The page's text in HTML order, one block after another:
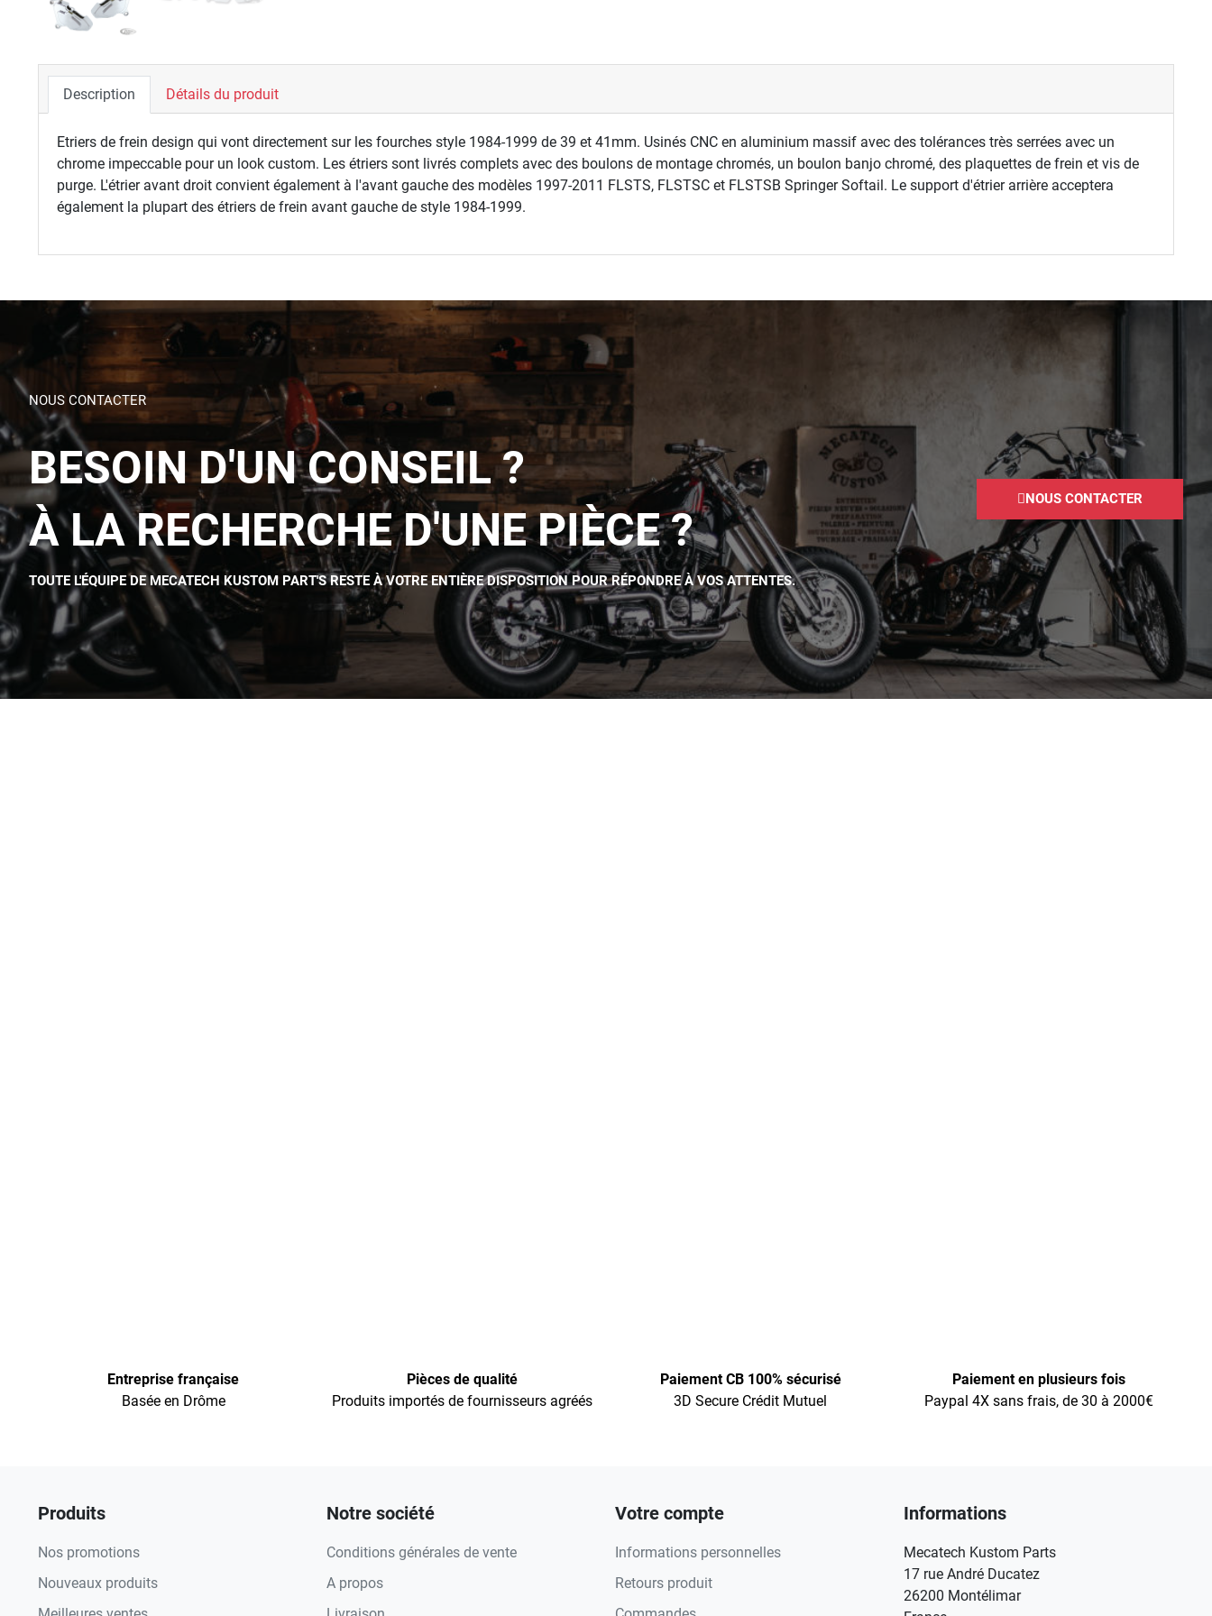
Description Détails du produit
Etriers de frein design qui vont directement sur les fourches style 1984-1999 de 39 et 41mm. Usinés CNC en aluminium massif avec des tolérances très serrées avec un
chrome impeccable pour un look custom. Les étriers sont livrés complets avec des boulons de montage chromés, un boulon banjo chromé, des plaquettes de frein et vis de
purge. L'étrier avant droit convient également à l'avant gauche des modèles 1997-2011 FLSTS, FLSTSC et FLSTSB Springer Softail. Le support d'étrier arrière acceptera
également la plupart des étriers de frein avant gauche de style 1984-1999.
NOUS CONTACTER
BESOIN D'UN CONSEIL ?
À LA RECHERCHE D'UNE PIÈCE ?
TOUTE L'ÉQUIPE DE MECATECH KUSTOM PART'S RESTE À VOTRE ENTIÈRE DISPOSITION POUR RÉPONDRE À VOS ATTENTES.
NOUS CONTACTER
Entreprise française
Basée en Drôme
Pièces de qualité
Produits importés de fournisseurs agréés
Paiement CB 100% sécurisé
3D Secure Crédit Mutuel
Paiement en plusieurs fois
Paypal 4X sans frais, de 30 à 2000€
Produits
Nos promotions
Nouveaux produits
Notre société
Conditions générales de vente
A propos
Votre compte
Informations personnelles
Retours produit
Informations
Mecatech Kustom Parts
17 rue André Ducatez
26200 Montélimar